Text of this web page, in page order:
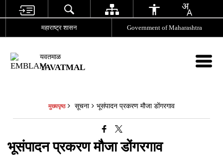
महाराष्ट्र शासन Government of Maharashtra
यवतमाळ
YAVATMAL
मुख्यपृष्ठ सूचना भूसंपादन प्रकरण मौजा डोंगरगाव
भूसंपादन प्रकरण मौजा डोंगरगाव